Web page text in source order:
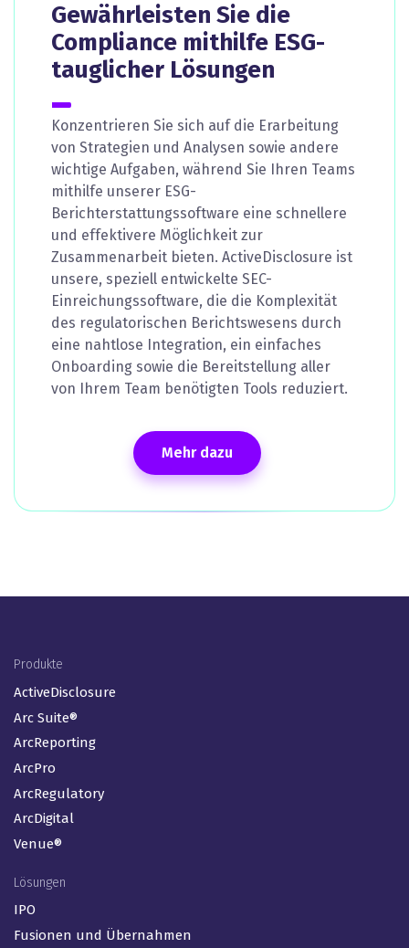
Gewährleisten Sie die
Compliance mithilfe ESG-
tauglicher Lösungen
Konzentrieren Sie sich auf die Erarbeitung
von Strategien und Analysen sowie andere
wichtige Aufgaben, während Sie Ihren Teams
mithilfe unserer ESG-
Berichterstattungssoftware eine schnellere
und effektivere Möglichkeit zur
Zusammenarbeit bieten. ActiveDisclosure ist
unsere, speziell entwickelte SEC-
Einreichungssoftware, die die Komplexität
des regulatorischen Berichtswesens durch
eine nahtlose Integration, ein einfaches
Onboarding sowie die Bereitstellung aller
von Ihrem Team benötigten Tools reduziert.
Mehr dazu
Footer Menu (DE)
Produkte
ActiveDisclosure
Arc Suite®
ArcReporting
ArcPro
ArcRegulatory
ArcDigital
Venue®
Lösungen
IPO
Fusionen und Übernahmen